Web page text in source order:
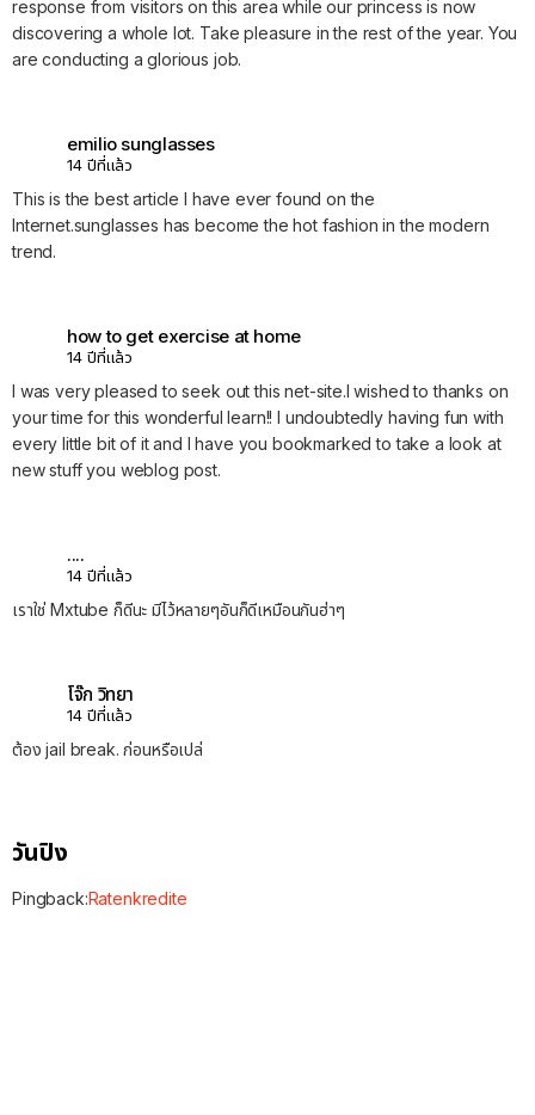
response from visitors on this area while our princess is now
discovering a whole lot. Take pleasure in the rest of the year. You
are conducting a glorious job.
emilio sunglasses
14 ปีที่แล้ว
This is the best article I have ever found on the
Internet.sunglasses has become the hot fashion in the modern
trend.
how to get exercise at home
14 ปีที่แล้ว
I was very pleased to seek out this net-site.I wished to thanks on
your time for this wonderful learn!! I undoubtedly having fun with
every little bit of it and I have you bookmarked to take a look at
new stuff you weblog post.
....
14 ปีที่แล้ว
เราใช่ Mxtube ก็ดีนะ มีไว้หลายๆอันก็ดีเหมือนกันฮ่าๆ
โจ๊ก วิทยา
14 ปีที่แล้ว
ต้อง jail break. ก่อนหรือเปล่
วันปิง
Pingback:Ratenkredite